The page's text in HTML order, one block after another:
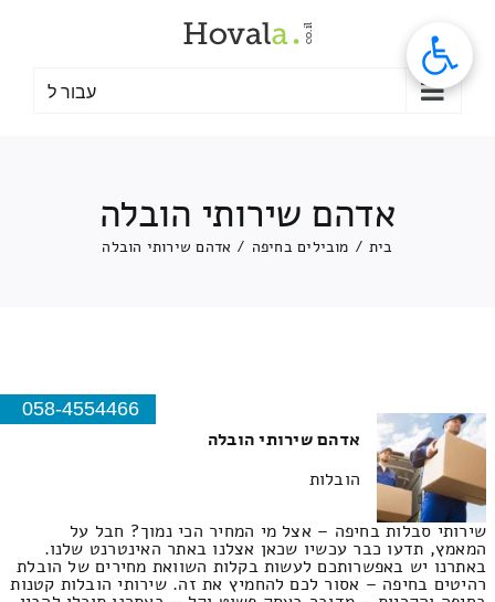
עבור ל
אדהם שירותי הובלה
בית / מובילים בחיפה / אדהם שירותי הובלה
058-4554466
אדהם שירותי הובלה
הובלות
שירותי סבלות בחיפה – אצל מי המחיר הכי נמוך? חבל על
המאמץ, תדעו כבר עכשיו שכאן אצלנו באתר האינטרנט שלנו.
באתרנו יש באפשרותכם לעשות בקלות השוואת מחירים של הובלת
רהיטים בחיפה – אסור לכם להחמיץ את זה. שירותי הובלות קטנות